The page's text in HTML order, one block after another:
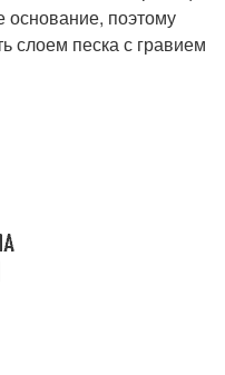
основание, поэтому
слоем песка с гравием